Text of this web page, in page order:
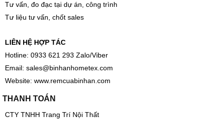
Tư vấn, đo đạc tại dự án, công trình
Tư liệu tư vấn, chốt sales
LIÊN HỆ HỢP TÁC
Hotline: 0933 621 293 Zalo/Viber
Email: sales@binhanhometex.com
Website: www.remcuabinhan.com
THANH TOÁN
CTY TNHH Trang Trí Nội Thất